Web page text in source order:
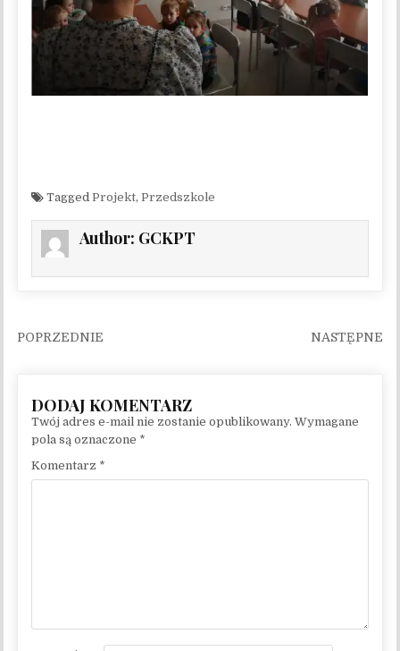
TaggedProjekt,Przedszkole
Author: GCKPT
Nawigacja wpisu
Twój adres e-mail nie zostanie opublikowany. Wymagane
pola są oznaczone *
Komentarz *